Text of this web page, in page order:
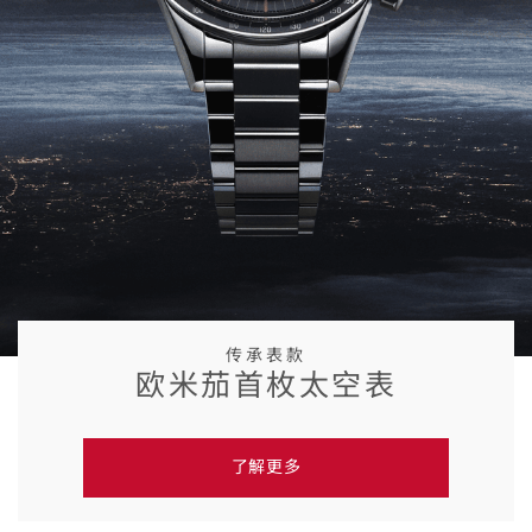
传承表款
欧米茄首枚太空表
了解更多